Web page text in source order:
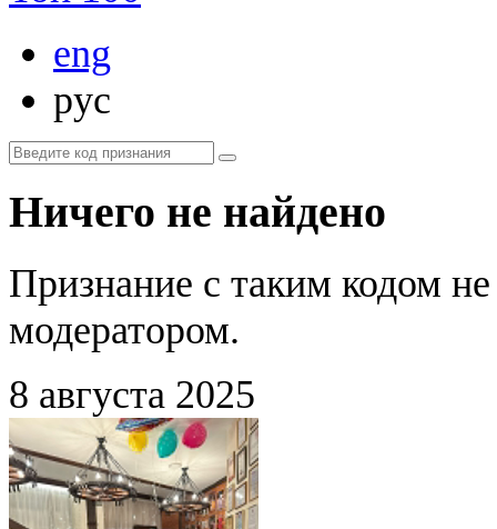
eng
рус
Ничего не найдено
Признание с таким кодом
модератором.
8 августа 2025